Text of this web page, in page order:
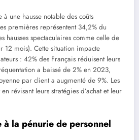
à une hausse notable des coûts
premières représentent 34,2% du
hausses spectaculaires comme celle de
12 mois). Cette situation impacte
: 42% des Français réduisent leurs
a baissé de 2% en 2023,
par client a augmenté de 9%. Les
en révisant leurs stratégies d’achat et leur
à la pénurie de personnel